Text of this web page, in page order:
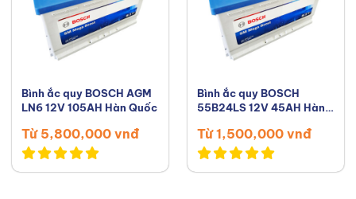
Bình ắc quy BOSCH AGM
LN6 12V 105AH Hàn Quốc
Từ 5,800,000 vnđ
Bình ắc quy BOSCH
55B24LS 12V 45AH Hàn
Từ 1,500,000 vnđ